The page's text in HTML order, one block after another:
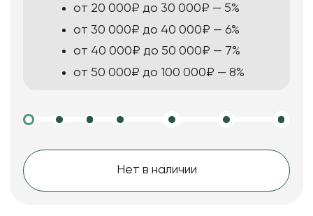
от 20 000₽ до 30 000₽ — 5%
от 30 000₽ до 40 000₽ — 6%
от 40 000₽ до 50 000₽ — 7%
от 50 000₽ до 100 000₽ — 8%
Нет в наличии